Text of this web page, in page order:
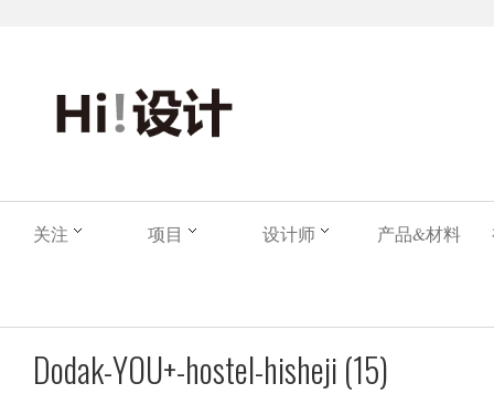
关注 项目 设计师 产品&材料
Dodak-YOU+-hostel-hisheji (15)